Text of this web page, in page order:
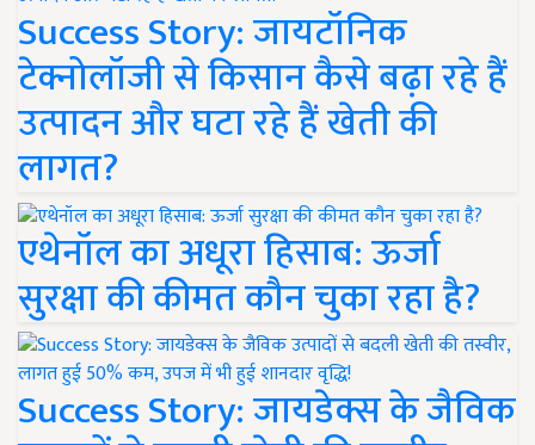
Success Story: जायटॉनिक
टेक्नोलॉजी से किसान कैसे बढ़ा रहे हैं
उत्पादन और घटा रहे हैं खेती की
लागत?
एथेनॉल का अधूरा हिसाब: ऊर्जा
सुरक्षा की कीमत कौन चुका रहा है?
Success Story: जायडेक्स के जैविक